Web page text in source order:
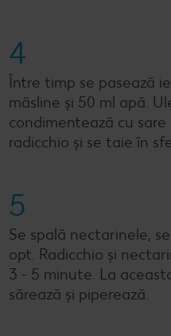
4
Între timp se pasează
măsline și 50 ml apă.
condimentează cu sare
radicchio și se taie în
5
Se spală nectarinele,
opt. Radicchio și
3 - 5 minute. La
sărează și piperează.